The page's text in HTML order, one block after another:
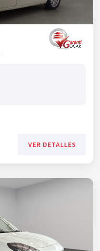
VER DETALLES